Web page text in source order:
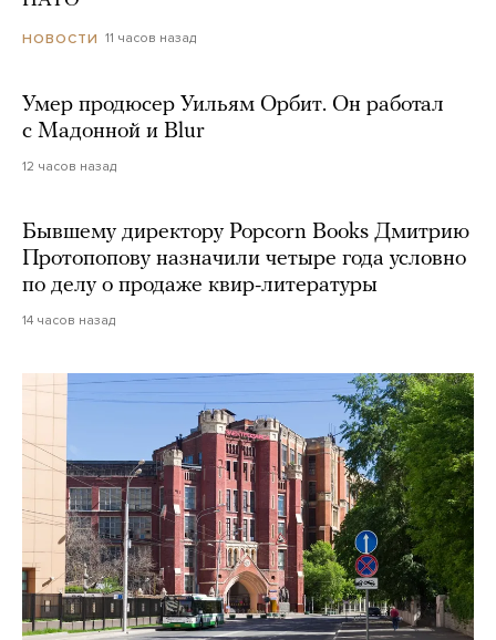
НОВОСТИ 11 часов назад
Умер продюсер Уильям Орбит. Он работал
с Мадонной и Blur
12 часов назад
Бывшему директору Popcorn Books Дмитрию
Протопопову назначили четыре года условно
по делу о продаже квир-литературы
14 часов назад